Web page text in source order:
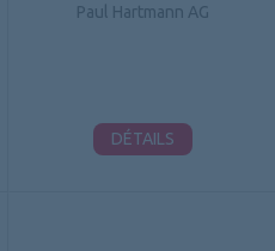
Paul Hartmann AG
DÉTAILS